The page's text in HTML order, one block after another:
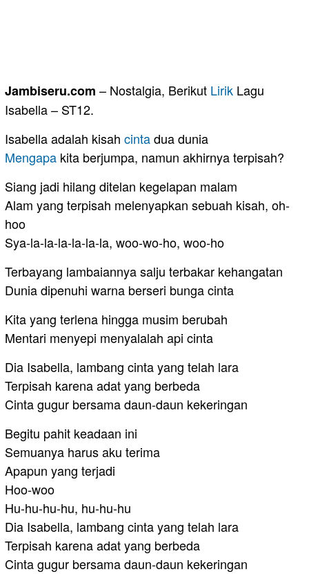
Jambiseru.com – Nostalgia, Berikut Lirik Lagu
Isabella – ST12.
Isabella adalah kisah cintadua dunia
Mengapa kita berjumpa, namun akhirnya terpisah?
Siang jadi hilang ditelan kegelapan malam
Alam yang terpisah melenyapkan sebuah kisah, oh-
hoo
Sya-la-la-la-la-la-la, woo-wo-ho, woo-ho
Terbayang lambaiannya salju terbakar kehangatan
Dunia dipenuhi warna berseri bunga cinta
Kita yang terlena hingga musim berubah
Mentari menyepi menyalalah api cinta
Dia Isabella, lambang cinta yang telah lara
Terpisah karena adat yang berbeda
Cinta gugur bersama daun-daun kekeringan
Begitu pahit keadaan ini
Semuanya harus aku terima
Apapun yang terjadi
Hoo-woo
Hu-hu-hu-hu, hu-hu-hu
Dia Isabella, lambang cinta yang telah lara
Terpisah karena adat yang berbeda
Cinta gugur bersama daun-daun kekeringan